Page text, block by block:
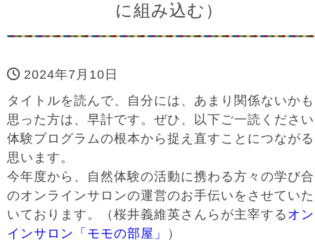
に組み込む）
2024年7月10日
タイトルを読んで、自分には、あまり関係ないか
思った方は、早計です。ぜひ、以下ご一読くださ
体験プログラムの根本から捉え直すことにつなが
思います。
今年度から、自然体験の活動に携わる方々の学び
のオンラインサロンの運営のお手伝いをさせてい
いております。（桜井義維英さんらが主宰する オ
インサロン「モモの部屋」
）